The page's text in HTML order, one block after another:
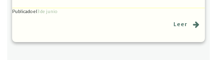
Publicado el3 de junio
Leer